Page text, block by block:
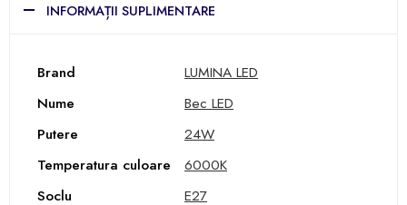
INFORMAȚII SUPLIMENTARE
Brand
LUMINA LED
Nume
Bec LED
Putere
24W
Temperatura culoare
6000К
Soclu
E27